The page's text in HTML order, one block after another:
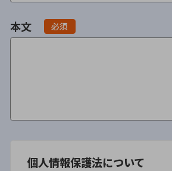
本文 必須
個人情報保護法について